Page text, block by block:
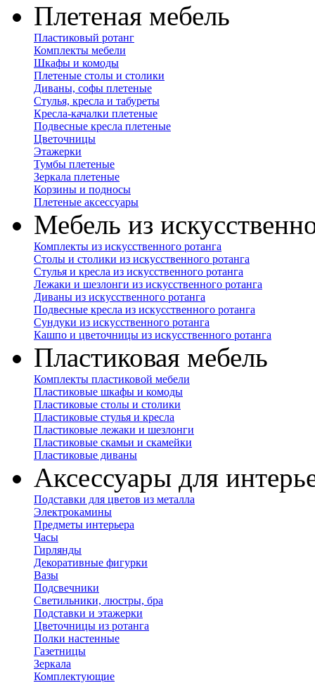
Плетеная мебель
Пластиковый ротанг
Комплекты мебели
Шкафы и комоды
Плетеные столы и столики
Диваны, софы плетеные
Стулья, кресла и табуреты
Кресла-качалки плетеные
Подвесные кресла плетеные
Цветочницы
Этажерки
Тумбы плетеные
Зеркала плетеные
Корзины и подносы
Плетеные аксессуары
Мебель из
Комплекты из искусственного ротанга
Столы и столики из искусственного ротанга
Стулья и кресла из искусственного ротанга
Лежаки и шезлонги из искусственного ротанга
Диваны из искусственного ротанга
Подвесные кресла из искусственного ротанга
Сундуки из искусственного ротанга
Кашпо и цветочницы из искусственного ротанга
Пластиковая мебель
Комплекты пластиковой мебели
Пластиковые шкафы и комоды
Пластиковые столы и столики
Пластиковые стулья и кресла
Пластиковые лежаки и шезлонги
Пластиковые скамьи и скамейки
Пластиковые диваны
Аксессуары для
Подставки для цветов из металла
Электрокамины
Предметы интерьера
Часы
Гирлянды
Декоративные фигурки
Вазы
Подсвечники
Светильники, люстры, бра
Подставки и этажерки
Цветочницы из ротанга
Полки настенные
Газетницы
Зеркала
Комплектующие